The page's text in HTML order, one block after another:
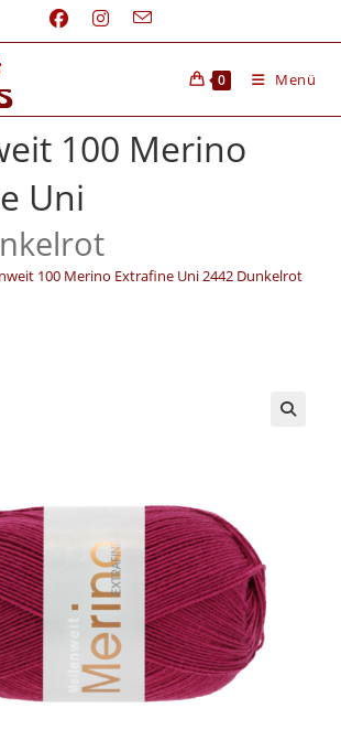
0 Menü
100 Merino
Uni
100 Merino Extrafine Uni 2442 Dunkelrot